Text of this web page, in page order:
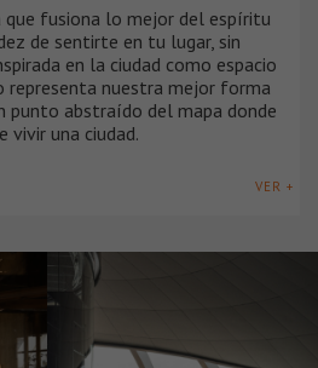
que fusiona lo mejor del espíritu
de sentirte en tu lugar, sin
en la ciudad como espacio
representa nuestra mejor forma
punto abstraído del mapa donde
vivir una ciudad.
VER +